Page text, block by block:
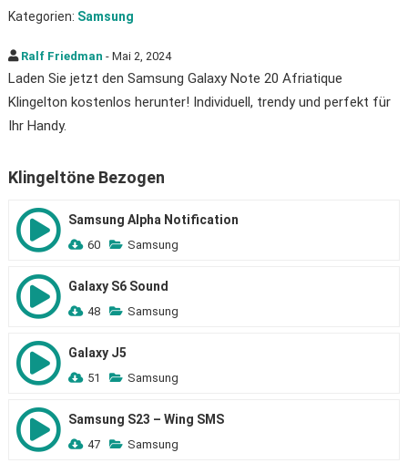
Kategorien: Samsung
Ralf Friedman - Mai 2, 2024
Laden Sie jetzt den Samsung Galaxy Note 20 Afriatique
Klingelton kostenlos herunter! Individuell, trendy und perfekt für
Ihr Handy.
Klingeltöne Bezogen
Samsung Alpha Notification
60 Samsung
Galaxy S6 Sound
48 Samsung
Galaxy J5
51 Samsung
Samsung S23 – Wing SMS
47 Samsung